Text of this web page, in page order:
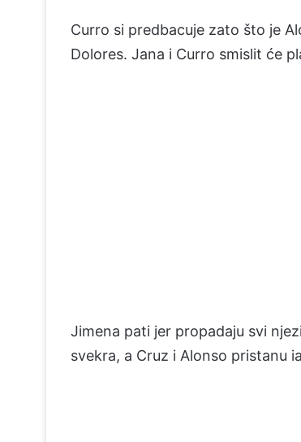
Curro si predbacuje zato što je
Dolores. Jana i Curro smislit će
Jimena pati jer propadaju svi
svekra, a Cruz i Alonso pristanu